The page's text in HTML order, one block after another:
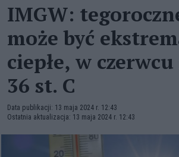
IMGW:
może być
ciepłe, w
36 st. C
Data publikacji: 13 maja 2024 r. 12:43
Ostatnia aktualizacja: 13 maja 2024 r. 12:43